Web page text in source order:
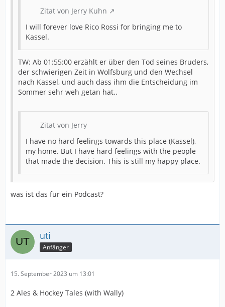
Zitat von Jerry Kuhn
I will forever love Rico Rossi for bringing me to
Kassel.
TW: Ab 01:55:00 erzählt er über den Tod seines Bruders,
der schwierigen Zeit in Wolfsburg und den Wechsel
nach Kassel, und auch dass ihm die Entscheidung im
Sommer sehr weh getan hat..
Zitat von Jerry
I have no hard feelings towards this place (Kassel),
my home. But I have hard feelings with the people
that made the decision. This is still my happy place.
was ist das für ein Podcast?
uti
Anfänger
15. September 2023 um 13:01
2 Ales & Hockey Tales (with Wally)